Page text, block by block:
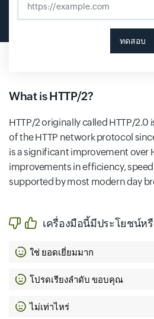
ทดสอบ
What is HTTP/2?
HTTP/2 originally called HTTP/2.0
of the HTTP network protocol since
is a significant improvement over
improvements in efficiency,
supported by most modern day
เครื่องมือนี้มีประโยชน์ห
ใช่ ยอดเยี่ยมมาก
โปรดเรียงลำดับ ขอบคุณ
ไม่เท่าไหร่